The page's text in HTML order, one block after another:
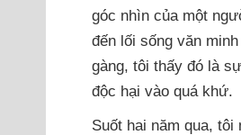
góc nhìn của một
đến lối sống văn
gàng, tôi thấy đó là
độc hại vào quá khứ.
Suốt hai năm qua, tôi